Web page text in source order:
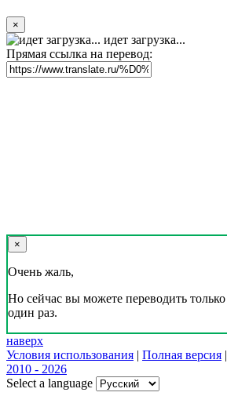
×
идет загрузка...
Прямая ссылка на перевод:
×
Очень жаль,
Но сейчас вы можете переводить только
один раз.
наверх
Условия использования | Полная версия |
2010 - 2026
Select a language